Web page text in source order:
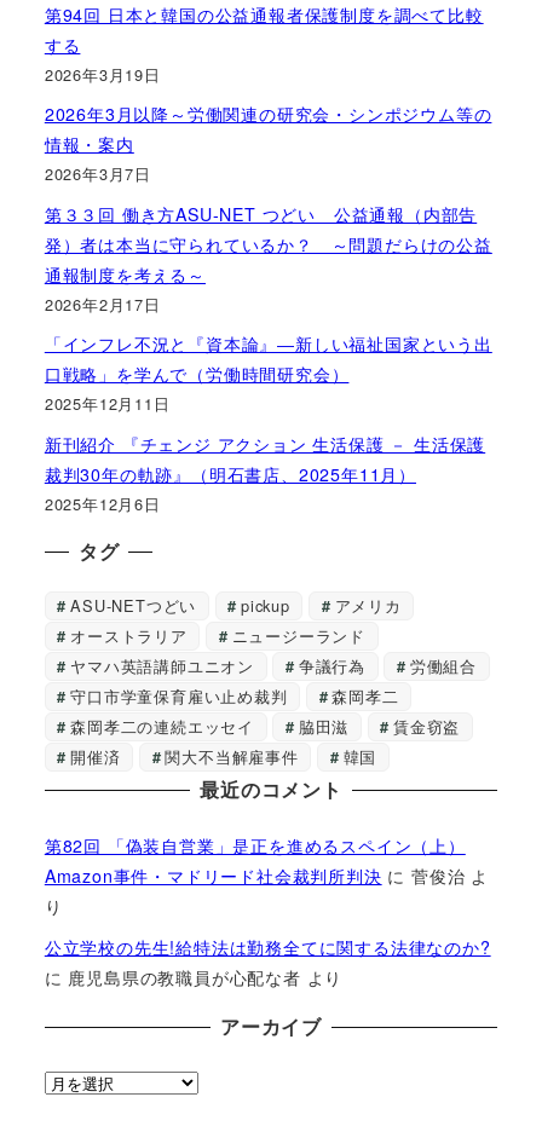
第94回 日本と韓国の公益通報者保護制度を調べて比較
する
2026年3月19日
2026年3月以降～労働関連の研究会・シンポジウム等の
情報・案内
2026年3月7日
第３３回 働き方ASU-NET つどい 公益通報（内部告
発）者は本当に守られているか？ ～問題だらけの公益
通報制度を考える～
2026年2月17日
「インフレ不況と『資本論』―新しい福祉国家という出
口戦略」を学んで（労働時間研究会）
2025年12月11日
新刊紹介 『チェンジ アクション 生活保護 － 生活保護
裁判30年の軌跡』（明石書店、2025年11月）
2025年12月6日
タグ
ASU-NETつどい pickup
アメリカ
オーストラリア
ニュージーランド
ヤマハ英語講師ユニオン
争議行為
労働組合
守口市学童保育雇い止め裁判
森岡孝二
森岡孝二の連続エッセイ
脇田滋
賃金窃盗
開催済
関大不当解雇事件 韓国
最近のコメント
第82回 「偽装自営業」是正を進めるスペイン（上）
Amazon事件・マドリード社会裁判所判決 に菅俊治 よ
り
公立学校の先生!給特法は勤務全てに関する法律なのか?
に 鹿児島県の教職員が心配な者 より
アーカイブ
ア